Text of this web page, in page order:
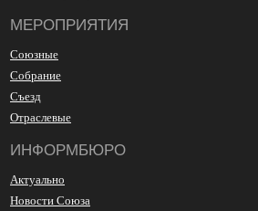
МЕРОПРИЯТИЯ
Союзные
Собрание
Съезд
Отраслевые
ИНФОРМБЮРО
Актуально
Новости Союза